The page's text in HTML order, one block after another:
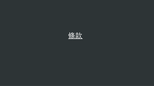
條款